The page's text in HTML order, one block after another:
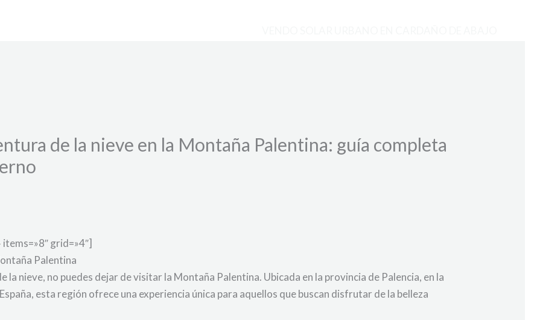
de la nieve en la Montaña Palentina: guía completa
grid=»4″]
Palentina
la nieve, no puedes dejar de visitar la Montaña Palentina. Ubicada en la provincia de Palencia, en la
esta región ofrece una experiencia única para aquellos que buscan disfrutar de la belleza